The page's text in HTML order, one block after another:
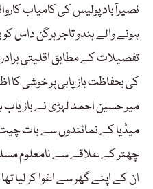
نصیرآباد پولیس کی کامیاب
ہونے والے ہندو تاجر ہرگن داس کو
تفصیلات کے مطابق اقلیتی
کی بحفاظت بازیابی پر خوشی کا
میر حسین احمد لہڑی نے بازیاب
میڈیا کے نمائندوں سے بات
چھتر کے علاقے سے نامعلوم
ان کے اپنے گھر سے اغوا کر لیا